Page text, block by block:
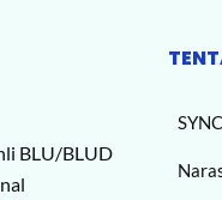
BLU/BLUD